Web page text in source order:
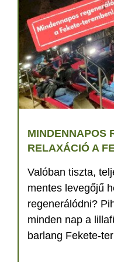
MINDENNAPOS
RELAXÁCIÓ A
Valóban tiszta,
mentes levegőjű
regenerálódni?
minden nap a
barlang Fekete-